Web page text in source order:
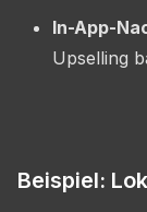
In-App-
Upselling
Beispiel: